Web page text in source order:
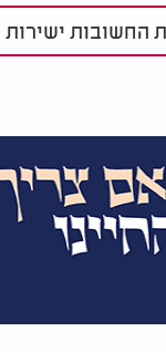
צדקה ועושים
המצב משתפר
נהיה פגום
החשובות ישירות